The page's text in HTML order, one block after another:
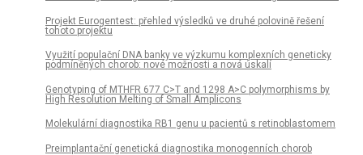
Projekt Eurogentest: přehled výsledků ve druhé polovině řešení
tohoto projektu
Využití populační DNA banky ve výzkumu komplexních geneticky
podmíněných chorob: nové možnosti a nová úskalí
Genotyping of MTHFR 677 C>T and 1298 A>C polymorphisms by
High Resolution Melting of Small Amplicons
Molekulární diagnostika RB1 genu u pacientů s retinoblastomem
Preimplantační genetická diagnostika monogenních chorob